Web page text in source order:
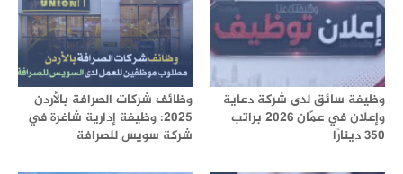
وظيفة سائق لدى شركة دعاية
وإعلان في عمّان 2026 براتب
350 دينارًا
وظائف شركات الصرافة بالأردن
2025: وظيفة إدارية شاغرة في
شركة سويس للصرافة